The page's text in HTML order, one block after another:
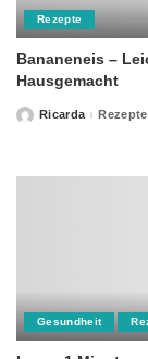
Rezepte
Bananeneis –
Hausgemacht
PostedRicarda Rezepte
Gesundheit